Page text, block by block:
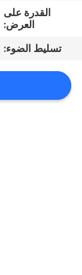
أخبار
القدرة على
العرض:
تسليط الضوء: